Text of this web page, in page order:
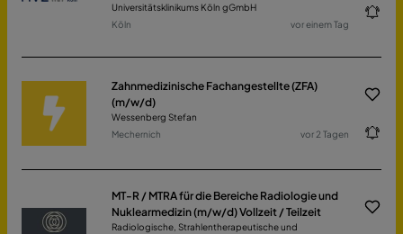
Universitätsklinikums Köln gGmbH
Köln
vor einem Tag
Zahnmedizinische Fachangestellte (ZFA)
(m/w/d)
Wessenberg Stefan
Mechernich
vor 2 Tagen
MT-R / MTRA für die Bereiche Radiologie und
Nuklearmedizin (m/w/d) Vollzeit / Teilzeit
Radiologische, Strahlentherapeutische und